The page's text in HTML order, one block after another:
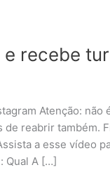
recebe
Atenção:
reabrir também.
a esse vídeo
Qual A […]